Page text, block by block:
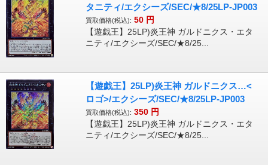
タニティ/エクシーズ/SEC/★8/25LP-JP003
買取価格(税込): 50 円
【遊戯王】25LP)炎王神 ガルドニクス・エタ
ニティ/エクシーズ/SEC/★8/25...
【遊戯王】25LP)炎王神 ガルドニクス…<
ロゴ>/エクシーズ/SEC/★8/25LP-JP003
買取価格(税込): 350 円
【遊戯王】25LP)炎王神 ガルドニクス・エタ
ニティ/エクシーズ/SEC/★8/25...